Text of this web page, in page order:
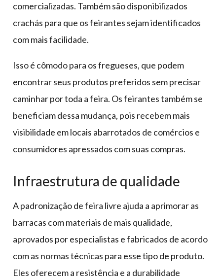
comercializadas. Também são disponibilizados
crachás para que os feirantes sejam identificados
com mais facilidade.
Isso é cômodo para os fregueses, que podem
encontrar seus produtos preferidos sem precisar
caminhar por toda a feira. Os feirantes também se
beneficiam dessa mudança, pois recebem mais
visibilidade em locais abarrotados de comércios e
consumidores apressados com suas compras.
Infraestrutura de qualidade
A padronização de feira livre ajuda a aprimorar as
barracas com materiais de mais qualidade,
aprovados por especialistas e fabricados de acordo
com as normas técnicas para esse tipo de produto.
Eles oferecem a resistência e a durabilidade